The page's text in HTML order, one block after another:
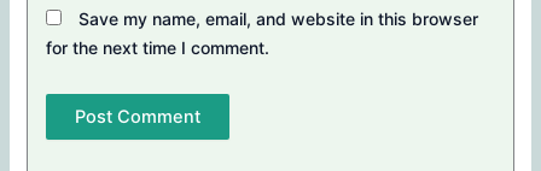
Save my name, email, and website in this browser
for the next time I comment.